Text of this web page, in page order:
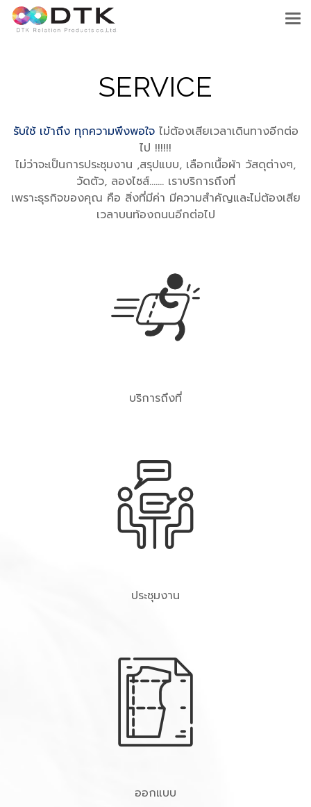
SERVICE
รับใช้ เข้าถึง ทุกความพึงพอใจ ไม่ต้องเสียเวลาเดินทางอีกต่อ
ไป !!!!!!
ไม่ว่าจะเป็นการประชุมงาน ,สรุปแบบ, เลือกเนื้อผ้า วัสดุต่างๆ,
วัดตัว, ลองไซส์....... เราบริการถึงที่
เพราะธุรกิจของคุณ คือ สิ่งที่มีค่า มีความสำคัญและไม่ต้องเสีย
เวลาบนท้องถนนอีกต่อไป
บริการถึงที่
ประชุมงาน
ออกแบบ